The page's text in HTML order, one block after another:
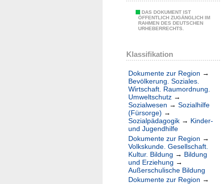
DAS DOKUMENT IST
ÖFFENTLICH ZUGÄNGLICH IM
RAHMEN DES DEUTSCHEN
URHEBERRECHTS.
Klassifikation
Dokumente zur Region →
Bevölkerung. Soziales.
Wirtschaft. Raumordnung.
Umweltschutz →
Sozialwesen → Sozialhilfe
(Fürsorge) →
Sozialpädagogik → Kinder-
und Jugendhilfe
Dokumente zur Region →
Volkskunde. Gesellschaft.
Kultur. Bildung → Bildung
und Erziehung →
Außerschulische Bildung
Dokumente zur Region →